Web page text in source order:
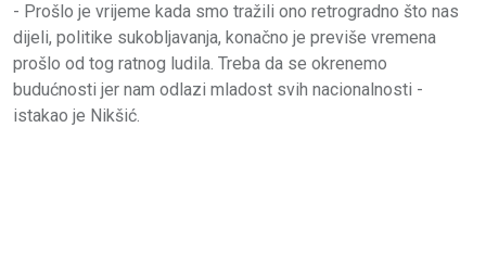
- Prošlo je vrijeme kada smo tražili ono retrogradno što nas
dijeli, politike sukobljavanja, konačno je previše vremena
prošlo od tog ratnog ludila. Treba da se okrenemo
budućnosti jer nam odlazi mladost svih nacionalnosti -
istakao je Nikšić.